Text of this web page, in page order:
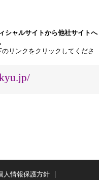
シャルサイトから他社サイトへ
リンクをクリックしてくださ
人情報保護方針